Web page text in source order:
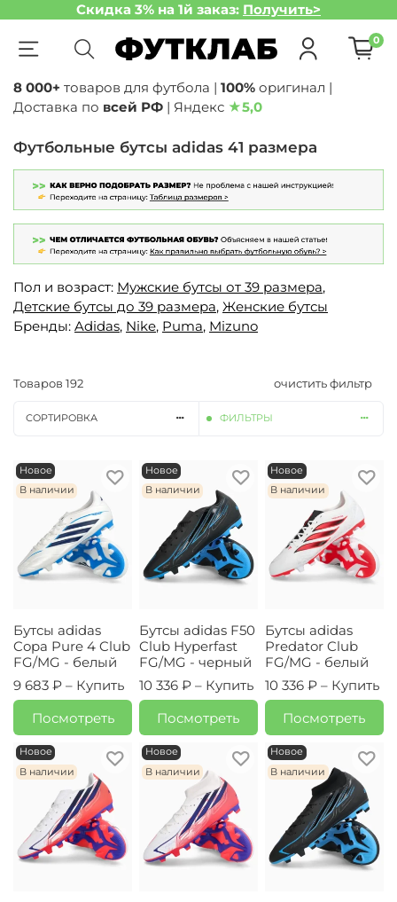
Скидка 3% на 1й заказ: Получить>
0
8 000+ товаров для футбола | 100% оригинал |
Доставка по всей РФ | Яндекс ★5,0
Футбольные бутсы adidas 41 размера
Пол и возраст: Мужские бутсы от 39 размера,
Детские бутсы до 39 размера, Женские бутсы
Бренды: Adidas, Nike, Puma, Mizuno
Товаров 192 очистить фильтр
СОРТИРОВКА ФИЛЬТРЫ
Новое
В наличии
Бутсы adidas
Copa Pure 4 Club
FG/MG - белый
9 683 ₽ – Купить
Посмотреть
Новое
В наличии
Бутсы adidas F50
Club Hyperfast
FG/MG - черный
10 336 ₽ – Купить
Посмотреть
Новое
В наличии
Бутсы adidas
Predator Club
FG/MG - белый
10 336 ₽ – Купить
Посмотреть
Новое
В наличии
Новое
В наличии
Новое
В наличии